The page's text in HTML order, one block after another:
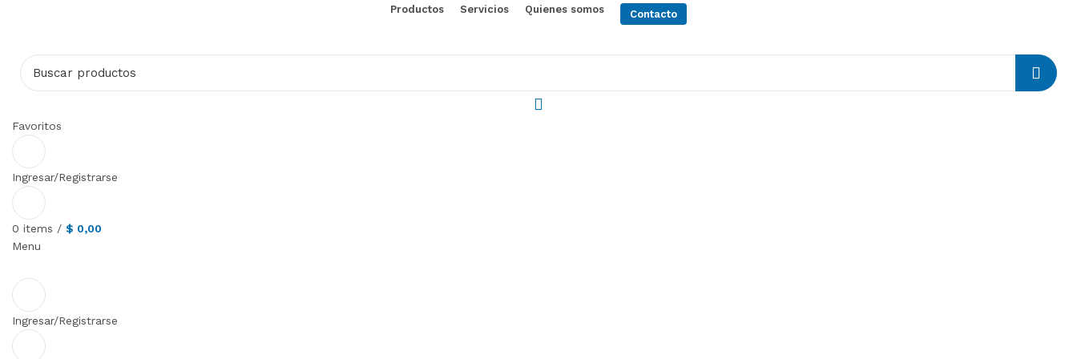
Productos Servicios Quienes somos Contacto
Favoritos
Ingresar/Registrarse
0 items / $ 0,00
Menu
Ingresar/Registrarse